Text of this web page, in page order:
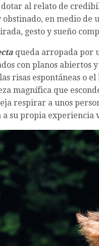
al relato de
en medio de
gesto y sueño
queda arropada por
con planos abiertos
risas espontáneas o
magnífica que
respirar a unos
su propia experiencia